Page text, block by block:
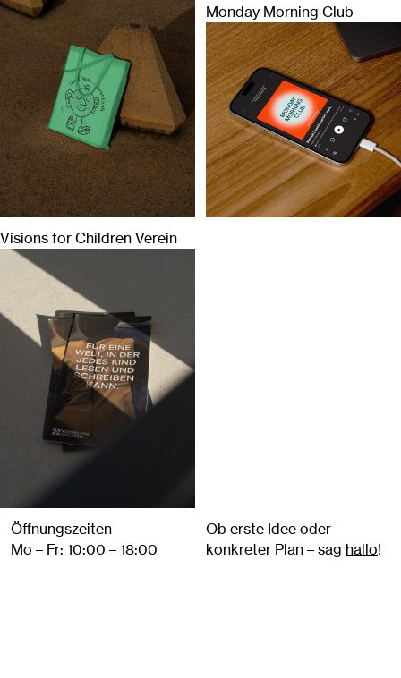
Monday Morning Club
Visions for Children Verein
Öffnungszeiten
Mo – Fr: 10:00 – 18:00
Ob erste Idee oder
konkreter Plan – sag hallo!